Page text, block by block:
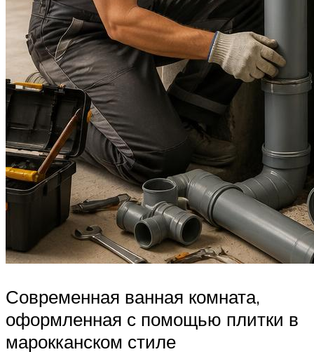
Современная ванная комната,
оформленная с помощью плитки в
марокканском стиле